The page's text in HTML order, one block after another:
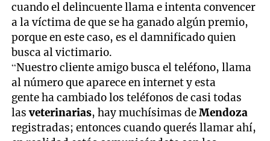
cuando el delincuente llama e intenta convencer
a la víctima de que se ha ganado algún premio,
porque en este caso, es el damnificado quien
busca al victimario.
“Nuestro cliente amigo busca el teléfono, llama
al número que aparece en internet y esta
gente ha cambiado los teléfonos de casi todas
lasveterinarias, hay muchísimas deMendoza
registradas; entonces cuando querés llamar ahí,